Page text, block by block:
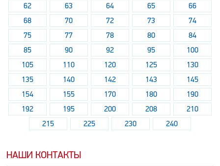
62
63 64 65
66
68
70 72 73
74
75
77 78 80
84
85
90 92 95
100
105
110 120 125
130
135
140 142 143
145
154
155 170 180
190
192
195 200 208
210
215
225 230 240
НАШИ КОНТАКТЫ